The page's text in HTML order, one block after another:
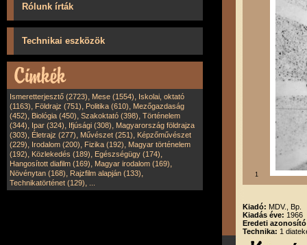
Rólunk írták
Technikai eszközök
Ismeretterjesztő (2723), Mese (1554), Iskolai, oktató
(1163), Földrajz (751), Politika (610), Mezőgazdaság
(452), Biológia (450), Szakoktató (398), Történelem
(344), Ipar (324), Ifjúsági (308), Magyarország földrajza
(303), Életrajz (277), Művészet (251), Képzőművészet
(229), Irodalom (200), Fizika (192), Magyar történelem
(192), Közlekedés (189), Egészségügy (174),
Hangosított diafilm (169), Magyar irodalom (169),
Növénytan (168), Rajzfilm alapján (133),
Technikatörténet (129),
1
Kiadó: MDV., Bp.
Kiadás éve: 1966
Eredeti
Technika: 1